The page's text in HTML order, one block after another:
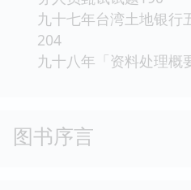
九十七年台湾土地银行
204
九十八年「资料处理概
图书序言